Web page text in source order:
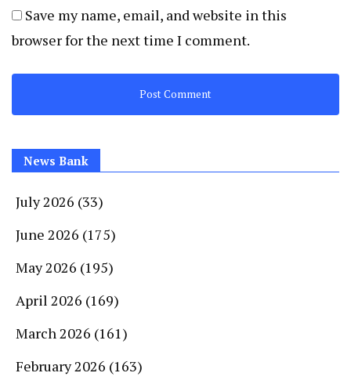
Save my name, email, and website in this
browser for the next time I comment.
News Bank
July 2026 (33)
June 2026 (175)
May 2026 (195)
April 2026 (169)
March 2026 (161)
February 2026 (163)